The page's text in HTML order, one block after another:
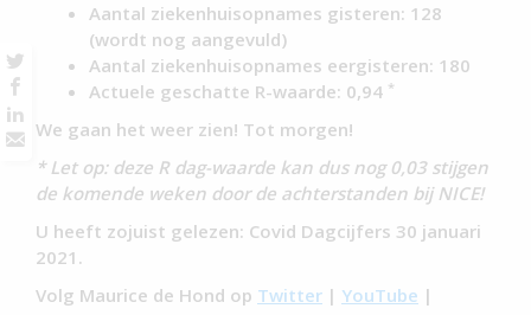
Aantal ziekenhuisopnames gisteren: 128
(wordt nog aangevuld)
Aantal ziekenhuisopnames eergisteren: 180
Actuele geschatte R-waarde: 0,94 *
We gaan het weer zien! Tot morgen!
* Let op: deze R dag-waarde kan dus nog 0,03 stijgen
de komende weken door de achterstanden bij NICE!
U heeft zojuist gelezen: Covid Dagcijfers 30 januari
2021.
Volg Maurice de Hond op Twitter | YouTube |